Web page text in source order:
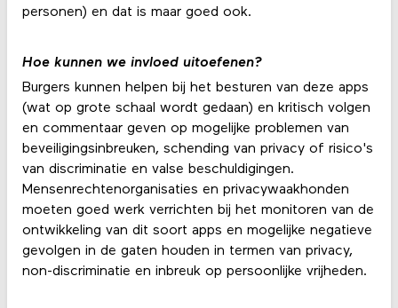
personen) en dat is maar goed ook.
Hoe kunnen we invloed uitoefenen?
Burgers kunnen helpen bij het besturen van deze apps
(wat op grote schaal wordt gedaan) en kritisch volgen
en commentaar geven op mogelijke problemen van
beveiligingsinbreuken, schending van privacy of risico's
van discriminatie en valse beschuldigingen.
Mensenrechtenorganisaties en privacywaakhonden
moeten goed werk verrichten bij het monitoren van de
ontwikkeling van dit soort apps en mogelijke negatieve
gevolgen in de gaten houden in termen van privacy,
non-discriminatie en inbreuk op persoonlijke vrijheden.